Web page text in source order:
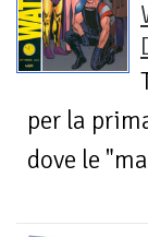
per la
dove le